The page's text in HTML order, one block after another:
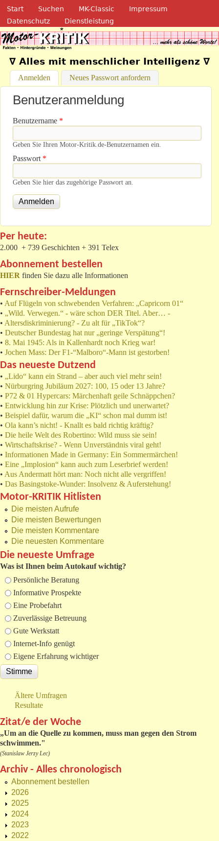
Direkt zum Inhalt
Navigation
Start Suchen MK-Classic
Impressum
Datenschutz
Dienstleistung
Motor-Kritik.de
∇ Alles mit menschlicher Intelligenz ∇
Anmelden (aktiver Reiter)
Neues Passwort anfordern
Benutzeranmeldung
Benutzername *
Geben Sie Ihren Motor-Kritik.de-Benutzernamen ein.
Passwort *
Geben Sie hier das zugehörige Passwort an.
Per heute:
2.000 + 739 Geschichten + 391 Telex
Abonnement bestellen
HIER finden Sie dazu alle Informationen
Fernschreiber-Meldungen
• Auf Flügeln von schwebenden Verfahren: „Capricorn 01“
• „Wild. Verwegen.“ - wäre schon DER Titel. Aber… -
• Altersdiskriminierung? - Zu alt für „TikTok“?
• Deutscher Bundestag hat nur „geringe Verspätung“!
• 8. Mai 1945: Als in Kallenhardt noch Krieg war!
• Jochen Mass: Der F1-“Malboro“-Mann ist gestorben!
Das neueste Dutzend
• „Lido“ kann ein Strand – aber auch viel mehr sein!
• Nürburgring Jubiläum 2027: 100, 15 oder 13 Jahre?
• P72 & 01 Hypercars: Märchenhaft geile Schnäppchen?
• Entwicklung hin zur Krise: Plötzlich und unerwartet?
• Beispiel dafür, warum die „KI“ schon mal dumm ist!
• Ola kann’s nicht! - Knallt es bald richtig kräftig?
• Die heile Welt des Robertino: Wild muss sie sein!
• Wirtschaftskrise? - Wenn Unverständnis viral geht!
• Informationen Made in Germany: Ein Sommermärchen!
• Eine „Implosion“ kann auch zum Leserbrief werden!
• Aus Andermatt hört man: Noch nicht alle vergriffen!
• Das Basingstoke-Wunder: Insolvenz & Auferstehung!
Motor-KRITIK Hitlisten
Die meisten Aufrufe
Die meisten Bewertungen
Die meisten Kommentare
Die neuesten Kommentare
Die neueste Umfrage
Was ist Ihnen beim Autokauf wichtig?
Auswahlmöglichkeiten
Persönliche Beratung
Informative Prospekte
Eine Probefahrt
Zuverlässige Betreuung
Gute Werkstatt
Internet-Info genügt
Eigene Erfahrung wichtiger
Ältere Umfragen
Resultate
Zitat/e der Woche
„Um an die Quelle zu kommen, muss man gegen den Strom
schwimmen."
(Stanislaw Jerzy Lec)
Archiv - Alles chronologisch
Abonnement bestellen
2026
2025
2024
2023
2022